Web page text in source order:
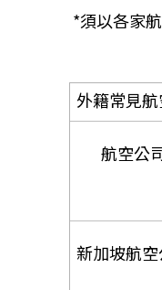
*須以各家
外籍常見
航空公
新加坡航